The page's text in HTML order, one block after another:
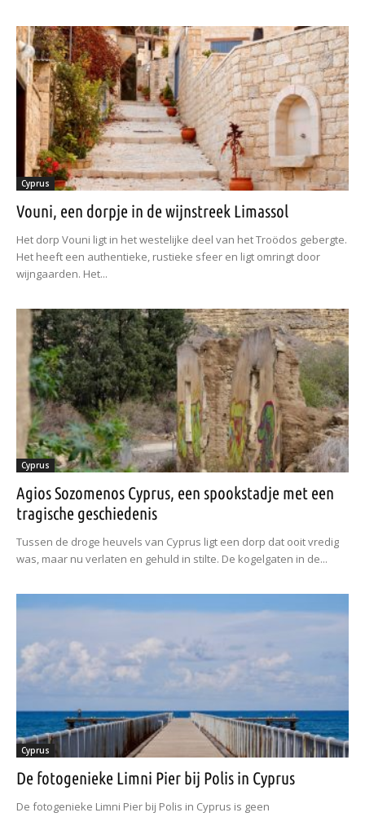
Cyprus
Vouni, een dorpje in de wijnstreek Limassol
Het dorp Vouni ligt in het westelijke deel van het Troödos gebergte.
Het heeft een authentieke, rustieke sfeer en ligt omringt door
wijngaarden. Het...
Cyprus
Agios Sozomenos Cyprus, een spookstadje met een
tragische geschiedenis
Tussen de droge heuvels van Cyprus ligt een dorp dat ooit vredig
was, maar nu verlaten en gehuld in stilte. De kogelgaten in de...
Cyprus
De fotogenieke Limni Pier bij Polis in Cyprus
De fotogenieke Limni Pier bij Polis in Cyprus is geen